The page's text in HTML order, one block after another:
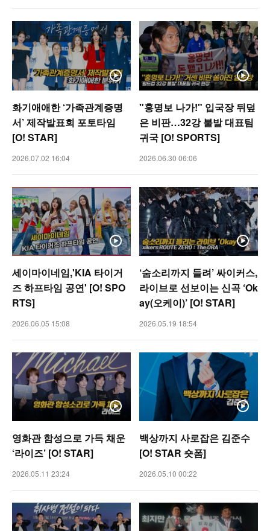
화기애애한 ‘가족관계증명
서’ 제작발표회 포토타임
[O! STAR]
2026.07.02 16:04
"홍명보 나가!" 입국장 뒤덮
은 비판…32강 불발 대표팀
귀국 [O! SPORTS]
2026.06.30 06:06
세이마이네임,'KIA 타이거
즈 하프타임 공연' [O! SPO
RTS]
2026.06.05 15:08
‘숨소리까지 들려’ 싸이커스,
라이브로 선보이는 신곡 ‘Ok
ay(오케이)’ [O! STAR]
2026.05.19 18:54
영화관 함성으로 가득 채운
‘라이즈’ [O! STAR]
2026.05.11 23:24
백상까지 사로잡은 김준수
[O! STAR 숏폼]
2026.05.10 00:22